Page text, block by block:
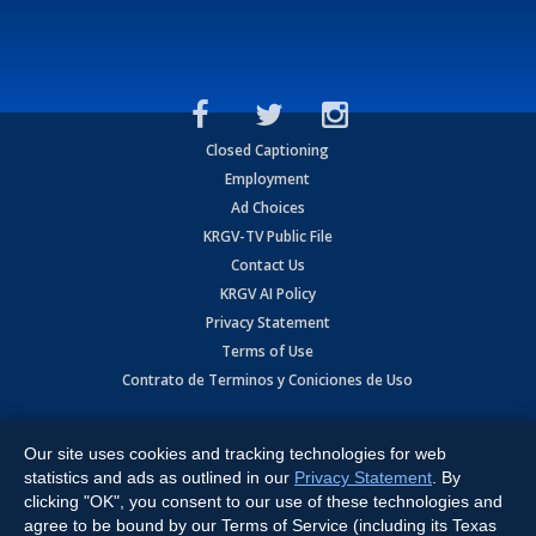
Closed Captioning
Employment
Ad Choices
KRGV-TV Public File
Contact Us
KRGV AI Policy
Privacy Statement
Terms of Use
Contrato de Terminos y Coniciones de Uso
Expressway, Weslaco, TX 78596.
All Rights Reserved. Powered by:Ruby Shore Software
Our site uses cookies and tracking technologies for web
statistics and ads as outlined in our Privacy Statement . By
clicking "OK", you consent to our use of these technologies and
agree to be bound by our Terms of Service (including its Texas